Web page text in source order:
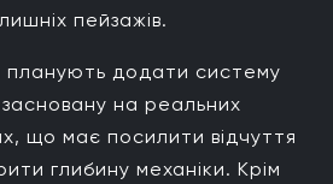
пейзажів.
планують додати систему
на реальних
що має посилити відчуття
глибину механіки. Крім